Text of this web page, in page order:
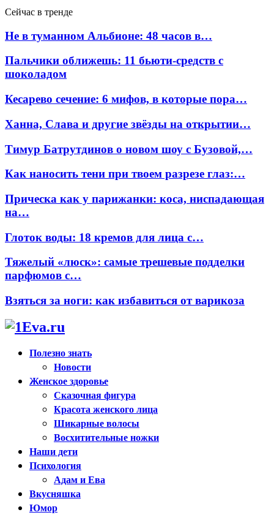
Сейчас в тренде
Не в туманном Альбионе: 48 часов в…
Пальчики оближешь: 11 бьюти-средств с
шоколадом
Кесарево сечение: 6 мифов, в которые пора…
Ханна, Слава и другие звёзды на открытии…
Тимур Батрутдинов о новом шоу с Бузовой,…
Как наносить тени при твоем разрезе глаз:…
Прическа как у парижанки: коса, ниспадающая
на…
Глоток воды: 18 кремов для лица с…
Тяжелый «люск»: самые трешевые подделки
парфюмов с…
Взяться за ноги: как избавиться от варикоза
Полезно знать
Новости
Женское здоровье
Сказочная фигура
Красота женского лица
Шикарные волосы
Восхитительные ножки
Наши дети
Психология
Адам и Ева
Вкусняшка
Юмор